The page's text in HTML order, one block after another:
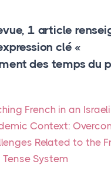
1 article
clé «
des temps du
French in an Israeli
Context:
Related to the
Tense System